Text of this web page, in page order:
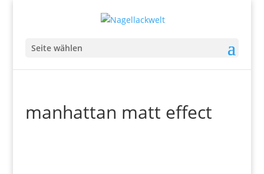
Seite wählen
manhattan matt effect